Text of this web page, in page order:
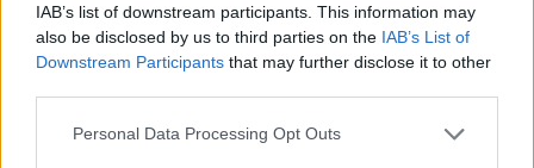
IAB’s list of downstream participants. This information may
also be disclosed by us to third parties on the IAB’s List of
Downstream Participants that may further disclose it to other
Personal Data Processing Opt Outs
Πριν 8 ημέρες
Μία μικρή αλλά αναγκαία ανάπαυλα για την
ομάδα του «Πολίτη»